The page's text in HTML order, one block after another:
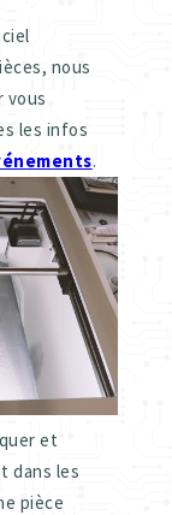
nous
vous
les infos
.
et
dans les
pièce